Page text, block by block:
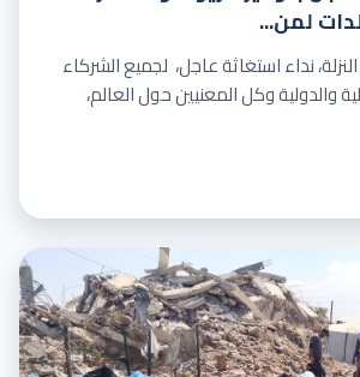
لمن...
نداء استغاثة عاجل، لجميع الشركاء
والدولية وكل المعنيين حول العالم،